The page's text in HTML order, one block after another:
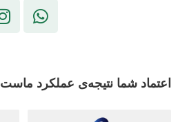
اعتماد شما نتیجه‌ی عملکرد ماست